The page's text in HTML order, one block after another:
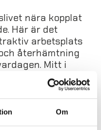
Om
nära kopplat
Här är det
arbetsplats
återhämtning
Mitt i
Stationsparken
och
tennis och
SUP. I
gym – bland